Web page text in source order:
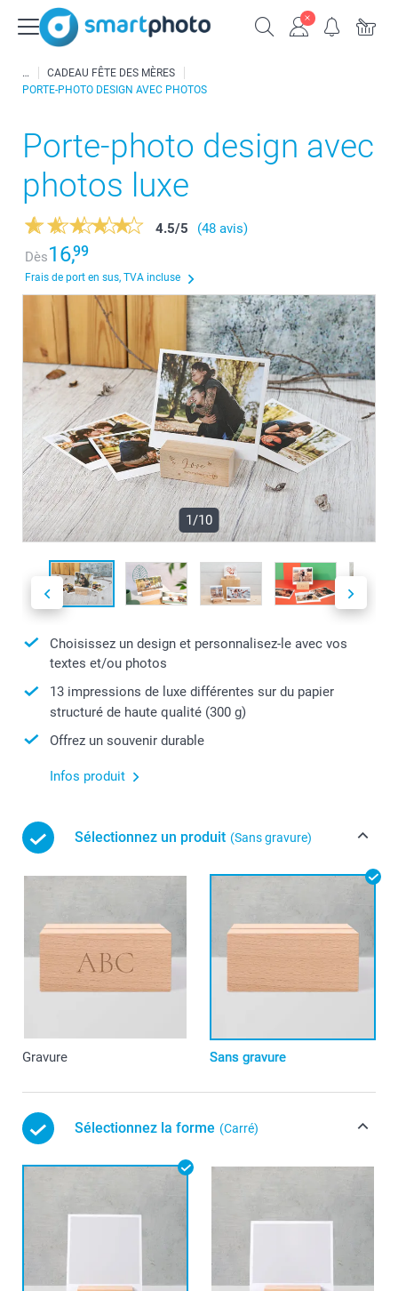
CADEAU FÊTE DES MÈRES
PORTE-PHOTO DESIGN AVEC PHOTOS
Porte-photo design avec
photos luxe
4.5/5
(48 avis)
Dès16,99
Frais de port en sus, TVA incluse
1/10
Choisissez un design et personnalisez-le avec vos
textes et/ou photos
13 impressions de luxe différentes sur du papier
structuré de haute qualité (300 g)
Offrez un souvenir durable
Infos produit
Sélectionnez un produit (Sans gravure)
Gravure Sans gravure
Sélectionnez la forme (Carré)